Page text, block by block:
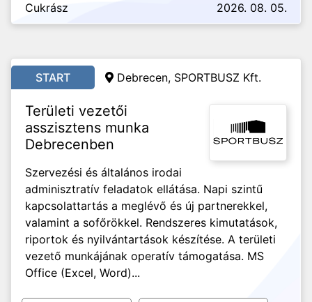
Cukrász 2026. 08. 05.
START Debrecen, SPORTBUSZ Kft.
Területi vezetői
asszisztens munka
Debrecenben
Szervezési és általános irodai
adminisztratív feladatok ellátása. Napi szintű
kapcsolattartás a meglévő és új partnerekkel,
valamint a sofőrökkel. Rendszeres kimutatások,
riportok és nyilvántartások készítése. A területi
vezető munkájának operatív támogatása. MS
Office (Excel, Word)...